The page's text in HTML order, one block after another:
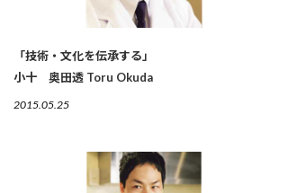
「技術・文化を伝承する」
小十 奥田透 Toru Okuda
2015.05.25